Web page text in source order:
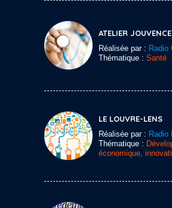
ATELIER JOUVENCE
Réalisée par : Radio
Thématique : Santé
LE LOUVRE-LENS
Réalisée par : Radio
Thématique :
économique,